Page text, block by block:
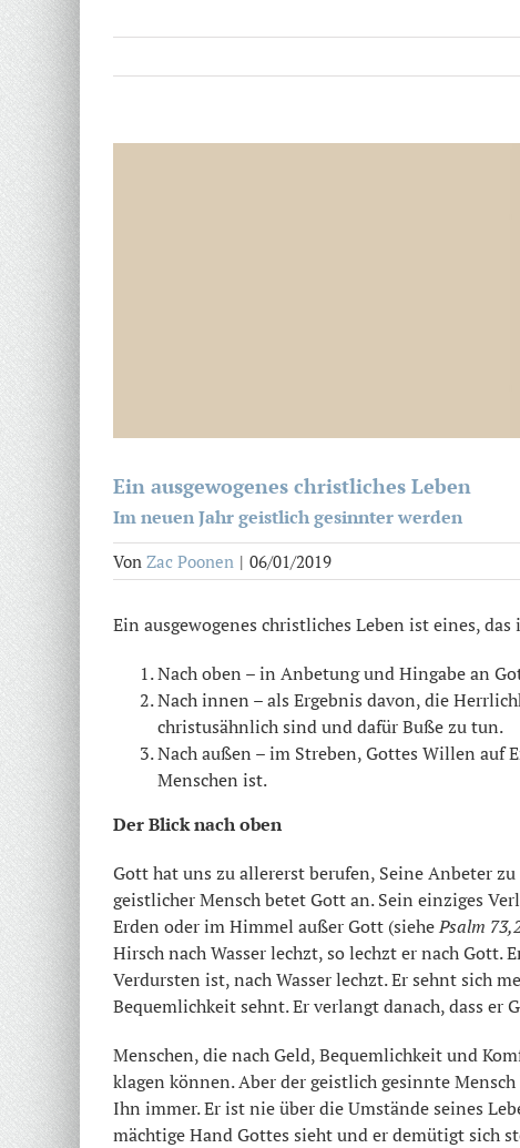
Ein ausgewogenes christliches Leben
Im neuen Jahr geistlich gesinnter werden
Von Zac Poonen | 06/01/2019
Ein ausgewogenes christliches Leben ist eines,
Nach oben – in Anbetung und Hingabe an
Nach innen – als Ergebnis davon, die
christusähnlich sind und dafür Buße zu tun.
Nach außen – im Streben, Gottes Willen auf
Menschen ist.
Der Blick nach oben
Gott hat uns zu allererst berufen, Seine Anbeter
geistlicher Mensch betet Gott an. Sein einziges
Erden oder im Himmel außer Gott (siehePsalm
Hirsch nach Wasser lechzt, so lechzt er nach Gott.
Verdursten ist, nach Wasser lechzt. Er sehnt sich
Bequemlichkeit sehnt. Er verlangt danach, dass er
Menschen, die nach Geld, Bequemlichkeit und
klagen können. Aber der geistlich gesinnte
Ihn immer. Er ist nie über die Umstände seines
mächtige Hand Gottes sieht und er demütigt sich